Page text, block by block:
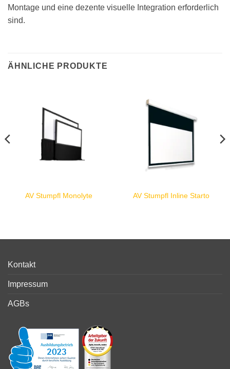
Montage und eine dezente visuelle Integration erforderlich
sind.
ÄHNLICHE PRODUKTE
AV Stumpfl Monolyte AV Stumpfl Inline Starto
Kontakt
Impressum
AGBs